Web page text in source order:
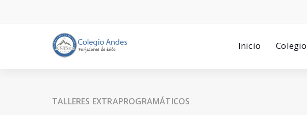
Inicio Colegio
TALLERES EXTRAPROGRAMÁTICOS